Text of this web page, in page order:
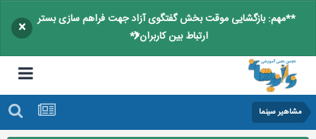
**مهم: بازگشایی موقت بخش گفتگوی آزاد جهت فراهم سازی بستر
ارتباط بین کاربران**
×
مشاهیر سینما